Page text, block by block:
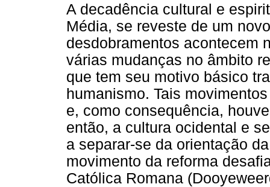
A decadência cultural e
Média, se reveste de um
desdobramentos acontecem
várias mudanças no âmbito
que tem seu motivo básico
humanismo. Tais
e, como consequência,
então, a cultura ocidental e
a separar-se da orientação
movimento da reforma
Católica Romana